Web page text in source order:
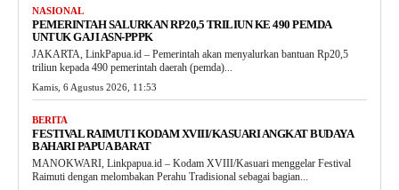
NASIONAL
PEMERINTAH SALURKAN RP20,5 TRILIUN KE 490 PEMDA
UNTUK GAJI ASN-PPPK
JAKARTA, LinkPapua.id – Pemerintah akan menyalurkan bantuan Rp20,5
triliun kepada 490 pemerintah daerah (pemda)...
Kamis, 6 Agustus 2026, 11:53
BERITA
FESTIVAL RAIMUTI KODAM XVIII/KASUARI ANGKAT BUDAYA
BAHARI PAPUA BARAT
MANOKWARI, Linkpapua.id – Kodam XVIII/Kasuari menggelar Festival
Raimuti dengan melombakan Perahu Tradisional sebagai bagian...